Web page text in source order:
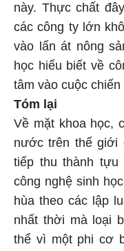
này. Thực chất
các công ty lớn
vào lấn át nông
học hiểu biết về
tâm vào cuộc
Tóm lại
Về mặt khoa học,
nước trên thế giới
tiếp thu thành
công nghệ sinh
hùa theo các lập
nhất thời mà loại
thể vì một phi cơ